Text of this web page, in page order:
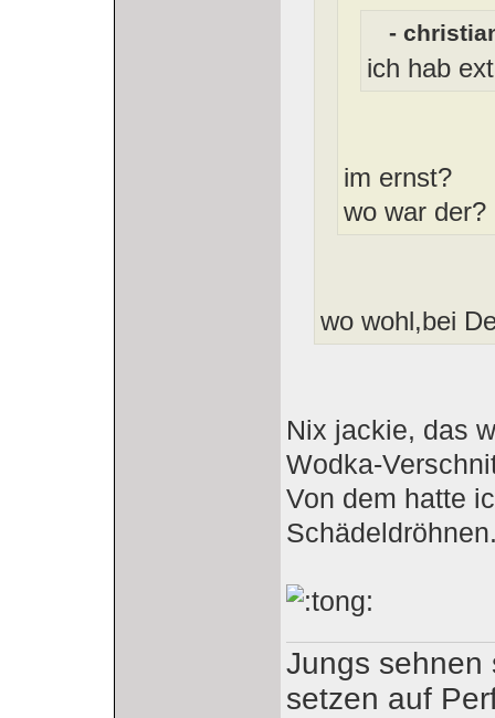
-
ich hab
im ernst?
wo war der?
wo wohl,bei
Nix jackie, das
Wodka-
Von dem hatte
Jungs sehnen
setzen auf